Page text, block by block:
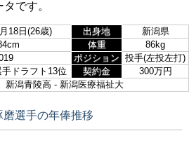
です。
18日(26歳) 出身地
新潟県
体重
86kg
ポジション 投手(左投左打)
ドラフト13位 契約金
300万円
新潟青陵高 - 新潟医療福祉大
磨選手の年俸推移